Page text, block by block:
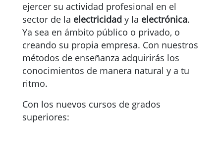
ejercer su actividad profesional en el
sector de la electricidad y la electrónica.
Ya sea en ámbito público o privado, o
creando su propia empresa. Con nuestros
métodos de enseñanza adquirirás los
conocimientos de manera natural y a tu
ritmo.
Con los nuevos cursos de grados
superiores: